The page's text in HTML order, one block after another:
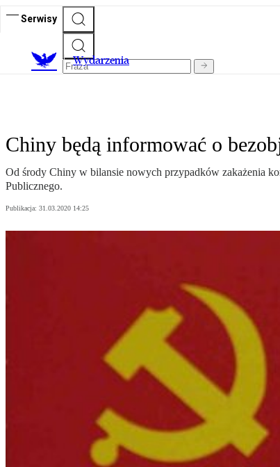
Serwisy
Wydarzenia
Chiny będą informować o
Od środy Chiny w bilansie nowych przypadków zakażenia
Publicznego.
Publikacja: 31.03.2020 14:25